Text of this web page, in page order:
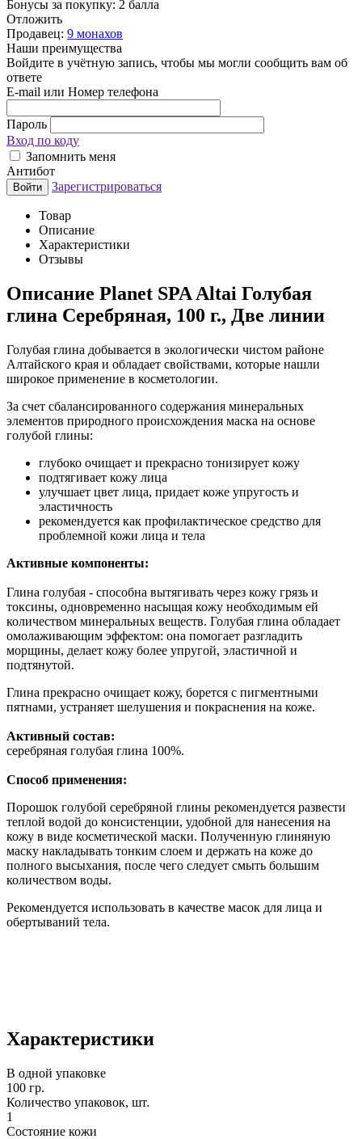
Бонусы за покупку: 2 балла
Отложить
Продавец: 9 монахов
Наши преимущества
Войдите в учётную запись, чтобы мы могли сообщить вам об
ответе
E-mail или Номер телефона
Пароль
Вход по коду
Запомнить меня
Антибот
Войти Зарегистрироваться
Товар
Описание
Характеристики
Отзывы
Описание Planet SPA Altai Голубая
глина Серебряная, 100 г., Две линии
Голубая глина добывается в экологически чистом районе
Алтайского края и обладает свойствами, которые нашли
широкое применение в косметологии.
За счет сбалансированного содержания минеральных
элементов природного происхождения маска на основе
голубой глины:
глубоко очищает и прекрасно тонизирует кожу
подтягивает кожу лица
улучшает цвет лица, придает коже упругость и
эластичность
рекомендуется как профилактическое средство для
проблемной кожи лица и тела
Активные компоненты:
Глина голубая - способна вытягивать через кожу грязь и
токсины, одновременно насыщая кожу необходимым ей
количеством минеральных веществ. Голубая глина обладает
омолаживающим эффектом: она помогает разгладить
морщины, делает кожу более упругой, эластичной и
подтянутой.
Глина прекрасно очищает кожу, борется с пигментными
пятнами, устраняет шелушения и покраснения на коже.
Активный состав:
серебряная голубая глина 100%.
Способ применения:
Порошок голубой серебряной глины рекомендуется развести
теплой водой до консистенции, удобной для нанесения на
кожу в виде косметической маски. Полученную глиняную
маску накладывать тонким слоем и держать на коже до
полного высыхания, после чего следует смыть большим
количеством воды.
Рекомендуется использовать в качестве масок для лица и
обертываний тела.
Характеристики
В одной упаковке
100 гр.
Количество упаковок, шт.
1
Состояние кожи